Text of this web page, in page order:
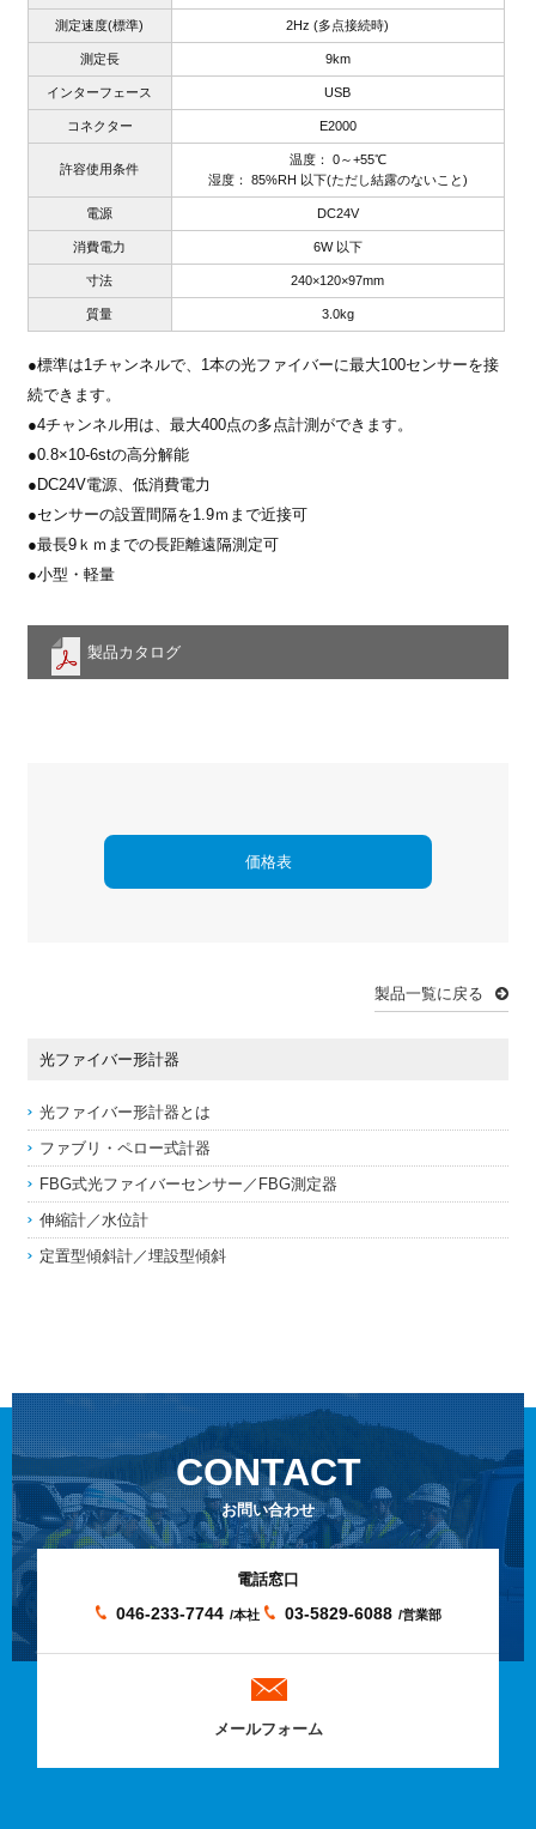
測定速度(標準) 2Hz (多点接続時)
測定長 9km
インターフェース USB
コネクター E2000
許容使用条件
温度： 0～+55℃
湿度： 85%RH 以下(ただし結露のないこと)
電源 DC24V
消費電力 6W 以下
寸法 240×120×97mm
質量 3.0kg
●標準は1チャンネルで、1本の光ファイバーに最大100センサーを接
続できます。
●4チャンネル用は、最大400点の多点計測ができます。
●0.8×10-6stの高分解能
●DC24V電源、低消費電力
●センサーの設置間隔を1.9ｍまで近接可
●最長9ｋｍまでの長距離遠隔測定可
●小型・軽量
製品カタログ
価格表
製品一覧に戻る
光ファイバー形計器
光ファイバー形計器とは
ファブリ・ペロー式計器
FBG式光ファイバーセンサー／FBG測定器
伸縮計／水位計
定置型傾斜計／埋設型傾斜
CONTACT
お問い合わせ
電話窓口
046-233-7744 /本社 03-5829-6088 /営業部
メールフォーム